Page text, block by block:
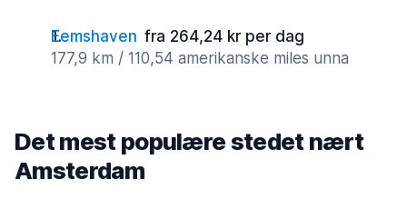
Eemshaven fra 264,24 kr per dag
177,9 km / 110,54 amerikanske miles unna
Det mest populære stedet nært
Amsterdam